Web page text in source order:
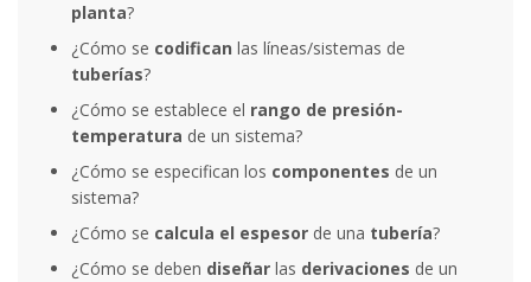
planta?
¿Cómo se codifican las líneas/sistemas de
tuberías?
¿Cómo se establece el rango de presión-
temperatura de un sistema?
¿Cómo se especifican los componentes de un
sistema?
¿Cómo se calcula el espesor de una tubería?
¿Cómo se deben diseñar las derivaciones de un